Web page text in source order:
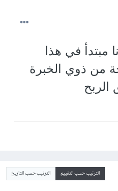
مبتدأ في هذا
من ذوي الخبرة
الربح
الترتيب حسب التقييم الترتيب حسب التاريخ